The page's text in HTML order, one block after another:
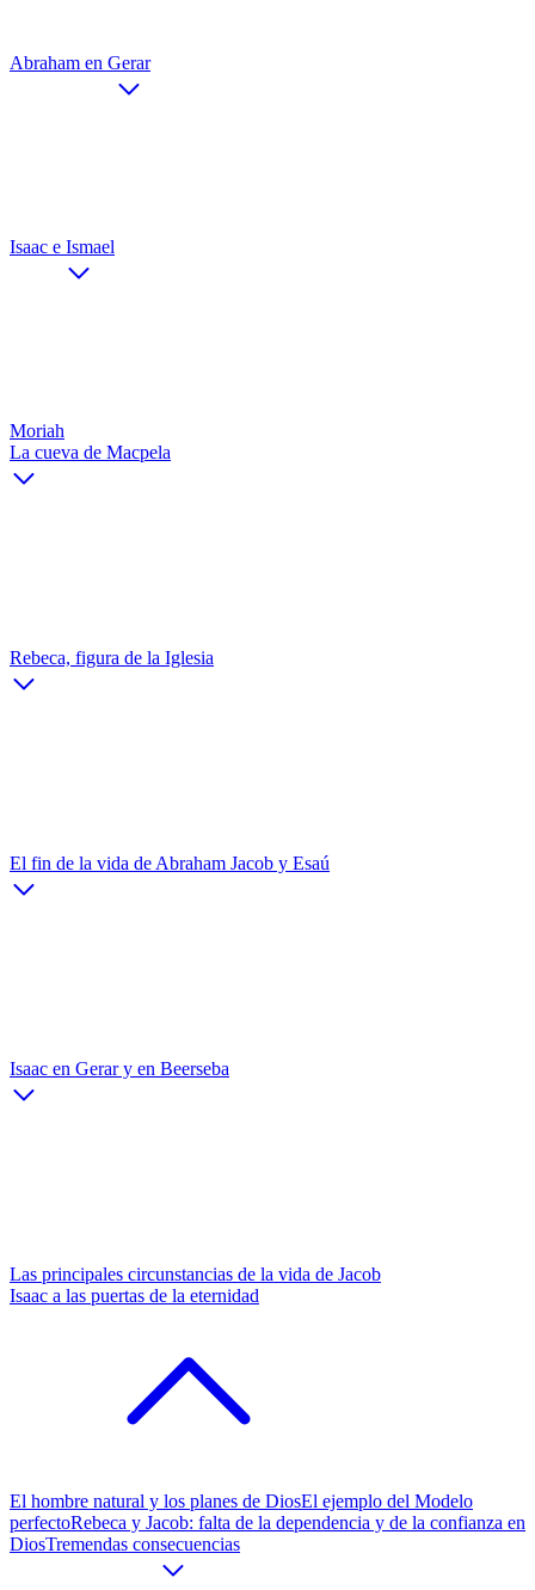
Abraham en Gerar
Isaac e Ismael
Moriah
La cueva de Macpela
Rebeca, figura de la Iglesia
El fin de la vida de Abraham Jacob y Esaú
Isaac en Gerar y en Beerseba
Las principales circunstancias de la vida de Jacob
Isaac a las puertas de la eternidad
El hombre natural y los planes de DiosEl ejemplo del Modelo
perfectoRebeca y Jacob: falta de la dependencia y de la confianza en
DiosTremendas consecuencias